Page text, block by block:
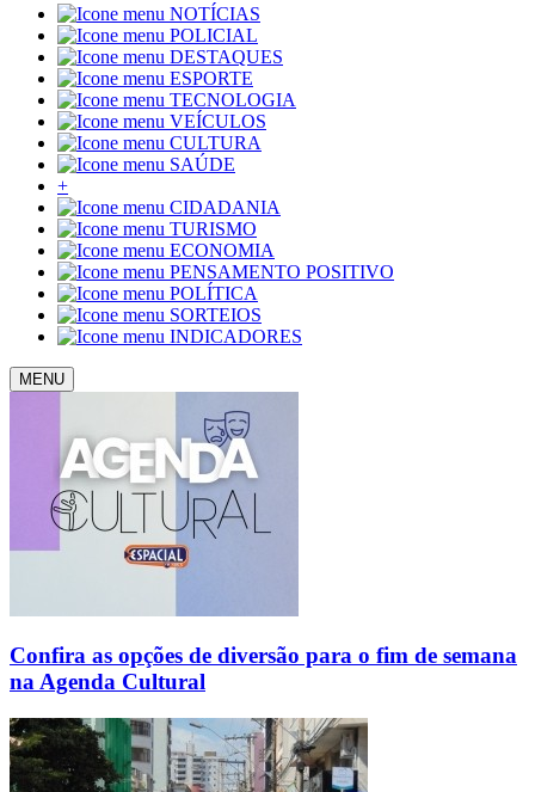
NOTÍCIAS
POLICIAL
DESTAQUES
ESPORTE
TECNOLOGIA
VEÍCULOS
CULTURA
SAÚDE
+
CIDADANIA
TURISMO
ECONOMIA
PENSAMENTO POSITIVO
POLÍTICA
SORTEIOS
INDICADORES
MENU
Confira as opções de diversão para o fim de semana
na Agenda Cultural